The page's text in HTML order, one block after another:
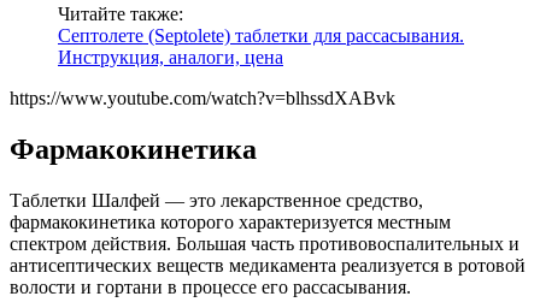
Читайте также:
Септолете (Septolete) таблетки для рассасывания.
Инструкция, аналоги, цена
https://www.youtube.com/watch?v=blhssdXABvk
Фармакокинетика
Таблетки Шалфей — это лекарственное средство,
фармакокинетика которого характеризуется местным
спектром действия. Большая часть противовоспалительных и
антисептических веществ медикамента реализуется в ротовой
волости и гортани в процессе его рассасывания.